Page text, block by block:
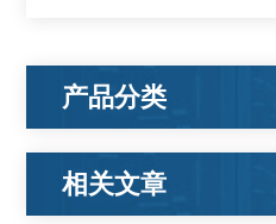
产品分类
相关文章